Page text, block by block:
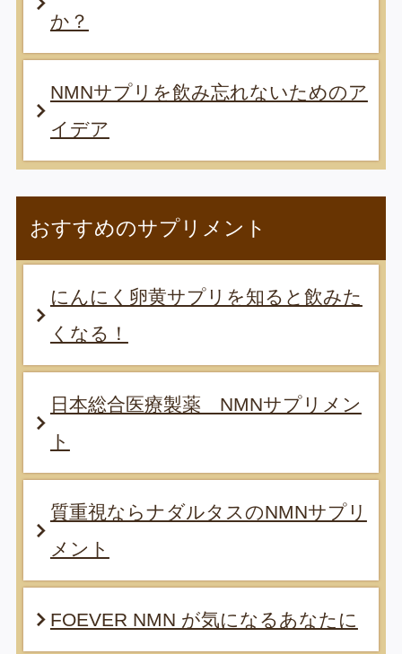
か？
NMNサプリを飲み忘れないためのア
イデア
おすすめのサプリメント
にんにく卵黄サプリを知ると飲みた
くなる！
日本総合医療製薬 NMNサプリメン
ト
質重視ならナダルタスのNMNサプリ
メント
FOEVER NMN が気になるあなたに